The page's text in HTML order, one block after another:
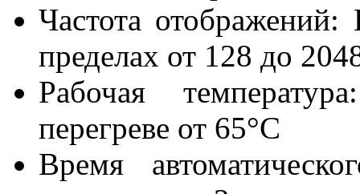
Частота отображений:
пределах от 128 до
Рабочая
перегреве от 65°C
Время